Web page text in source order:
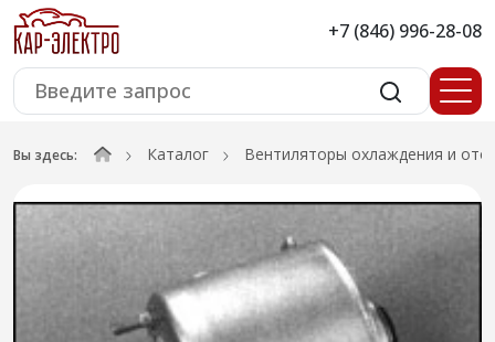
+7 (846) 996-28-08
Вы здесь: Каталог Вентиляторы охлаждения и